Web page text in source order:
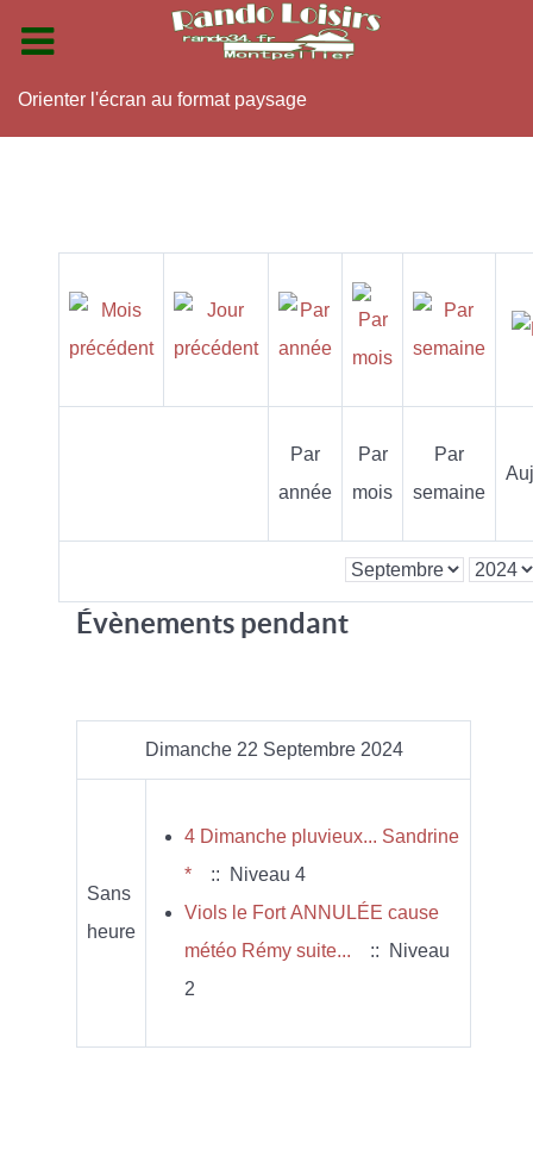
Orienter l'écran au format paysage
Par
année
Par
mois
Par
semaine
Évènements pendant
Dimanche 22 Septembre 2024
Sans
heure
4 Dimanche pluvieux... Sandrine
*
:: Niveau 4
Viols le Fort ANNULÉE cause
météo Rémy suite...
:: Niveau
2